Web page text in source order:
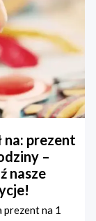
na: prezent
–
nasze
prezent na 1